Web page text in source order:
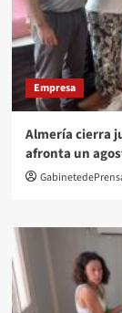
Empresa
Almería cierra
afronta un